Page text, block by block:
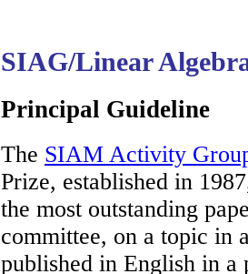
SIAG/Linear
Principal Guideline
The SIAM Activity
Prize, established in
the most outstanding
committee, on a topic in
published in English in a